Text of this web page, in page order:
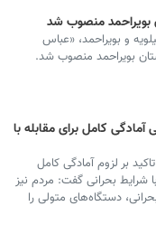
بویراحمد منصوب شد
و بویراحمد، «عباس
بویراحمد منصوب شد.
آمادگی کامل برای مقابله با
بر لزوم آمادگی کامل
شرایط بحرانی گفت: مردم نیز
دستگاه‌های متولی را